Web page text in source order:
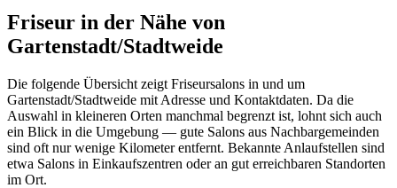
Friseur in der Nähe von
Gartenstadt/Stadtweide
Die folgende Übersicht zeigt Friseursalons in und um
Gartenstadt/Stadtweide mit Adresse und Kontaktdaten. Da die
Auswahl in kleineren Orten manchmal begrenzt ist, lohnt sich auch
ein Blick in die Umgebung — gute Salons aus Nachbargemeinden
sind oft nur wenige Kilometer entfernt. Bekannte Anlaufstellen sind
etwa Salons in Einkaufszentren oder an gut erreichbaren Standorten
im Ort.